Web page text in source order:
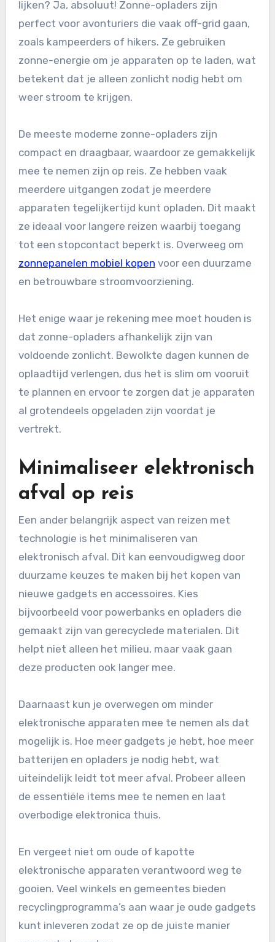
lijken? Ja, absoluut! Zonne-opladers zijn
perfect voor avonturiers die vaak off-grid gaan,
zoals kampeerders of hikers. Ze gebruiken
zonne-energie om je apparaten op te laden, wat
betekent dat je alleen zonlicht nodig hebt om
weer stroom te krijgen.
De meeste moderne zonne-opladers zijn
compact en draagbaar, waardoor ze gemakkelijk
mee te nemen zijn op reis. Ze hebben vaak
meerdere uitgangen zodat je meerdere
apparaten tegelijkertijd kunt opladen. Dit maakt
ze ideaal voor langere reizen waarbij toegang
tot een stopcontact beperkt is. Overweeg om
zonnepanelen mobiel kopen voor een duurzame
en betrouwbare stroomvoorziening.
Het enige waar je rekening mee moet houden is
dat zonne-opladers afhankelijk zijn van
voldoende zonlicht. Bewolkte dagen kunnen de
oplaadtijd verlengen, dus het is slim om vooruit
te plannen en ervoor te zorgen dat je apparaten
al grotendeels opgeladen zijn voordat je
vertrekt.
Minimaliseer elektronisch
afval op reis
Een ander belangrijk aspect van reizen met
technologie is het minimaliseren van
elektronisch afval. Dit kan eenvoudigweg door
duurzame keuzes te maken bij het kopen van
nieuwe gadgets en accessoires. Kies
bijvoorbeeld voor powerbanks en opladers die
gemaakt zijn van gerecyclede materialen. Dit
helpt niet alleen het milieu, maar vaak gaan
deze producten ook langer mee.
Daarnaast kun je overwegen om minder
elektronische apparaten mee te nemen als dat
mogelijk is. Hoe meer gadgets je hebt, hoe meer
batterijen en opladers je nodig hebt, wat
uiteindelijk leidt tot meer afval. Probeer alleen
de essentiële items mee te nemen en laat
overbodige elektronica thuis.
En vergeet niet om oude of kapotte
elektronische apparaten verantwoord weg te
gooien. Veel winkels en gemeentes bieden
recyclingprogramma’s aan waar je oude gadgets
kunt inleveren zodat ze op de juiste manier